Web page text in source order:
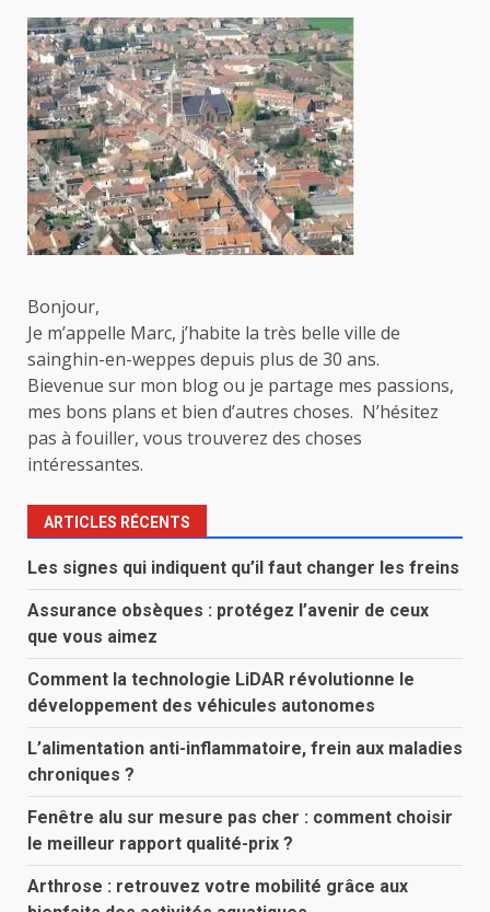
Bonjour,
Je m’appelle Marc, j’habite la très belle ville de
sainghin-en-weppes depuis plus de 30 ans.
Bievenue sur mon blog ou je partage mes passions,
mes bons plans et bien d’autres choses. N’hésitez
pas à fouiller, vous trouverez des choses
intéressantes.
ARTICLES RÉCENTS
Les signes qui indiquent qu’il faut changer les freins
Assurance obsèques : protégez l’avenir de ceux
que vous aimez
Comment la technologie LiDAR révolutionne le
développement des véhicules autonomes
L’alimentation anti-inflammatoire, frein aux maladies
chroniques ?
Fenêtre alu sur mesure pas cher : comment choisir
le meilleur rapport qualité-prix ?
Arthrose : retrouvez votre mobilité grâce aux